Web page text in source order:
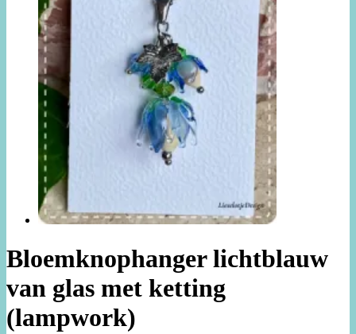
Bloemknophanger lichtblauw
van glas met ketting
(lampwork)